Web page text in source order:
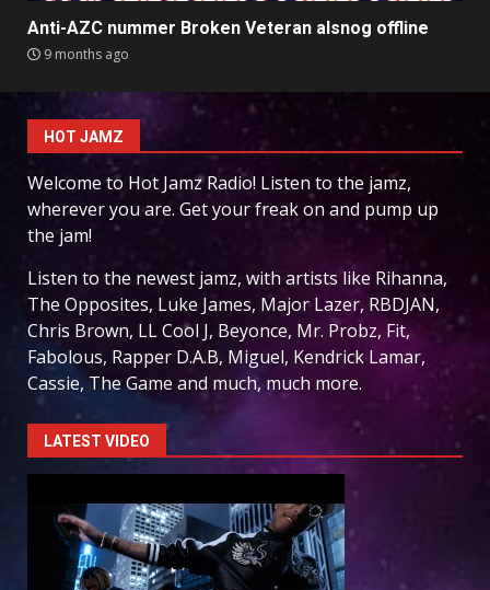
Anti-AZC nummer Broken Veteran alsnog offline
9 months ago
HOT JAMZ
Welcome to Hot Jamz Radio! Listen to the jamz,
wherever you are. Get your freak on and pump up
the jam!
Listen to the newest jamz, with artists like Rihanna,
The Opposites, Luke James, Major Lazer, RBDJAN,
Chris Brown, LL Cool J, Beyonce, Mr. Probz, Fit,
Fabolous, Rapper D.A.B, Miguel, Kendrick Lamar,
Cassie, The Game and much, much more.
LATEST VIDEO